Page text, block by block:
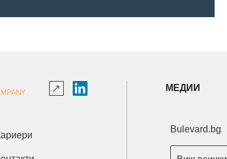
Кариери
МЕДИИ
Bulevard.bg